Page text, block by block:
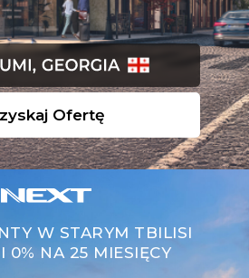
Ofertę
W STARYM TBILISI
0% NA 25 MIESIĘCY